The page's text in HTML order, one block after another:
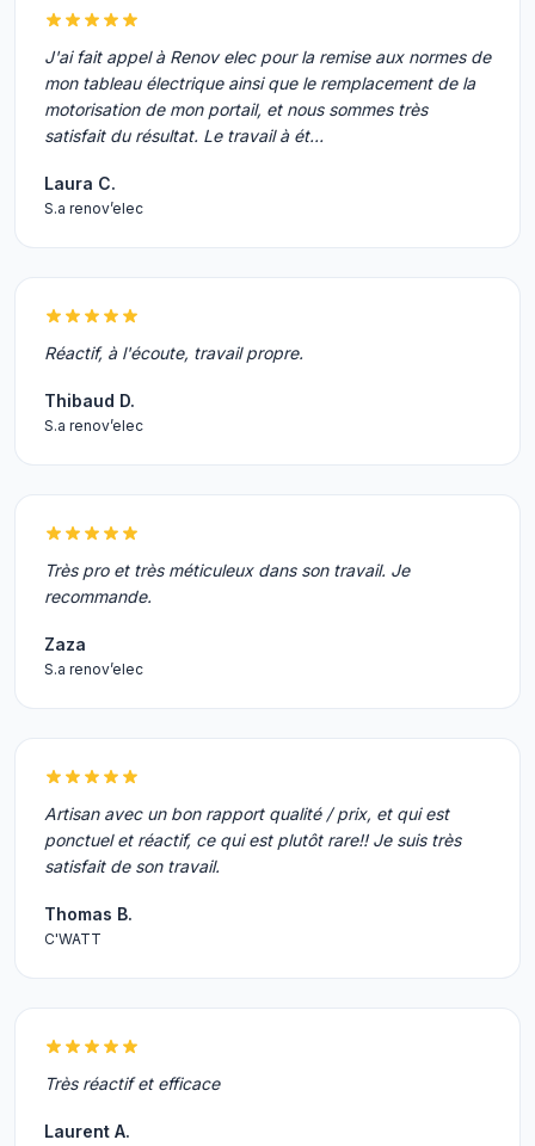
J'ai fait appel à Renov elec pour la remise aux normes de
mon tableau électrique ainsi que le remplacement de la
motorisation de mon portail, et nous sommes très
satisfait du résultat. Le travail à ét…
Laura C.
S.a renov’elec
Réactif, à l'écoute, travail propre.
Thibaud D.
S.a renov’elec
Très pro et très méticuleux dans son travail. Je
recommande.
Zaza
S.a renov’elec
Artisan avec un bon rapport qualité / prix, et qui est
ponctuel et réactif, ce qui est plutôt rare!! Je suis très
satisfait de son travail.
Thomas B.
C'WATT
Très réactif et efficace
Laurent A.